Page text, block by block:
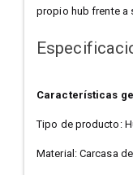
propio hub frente a
Características
Tipo de producto:
Material: Carcasa